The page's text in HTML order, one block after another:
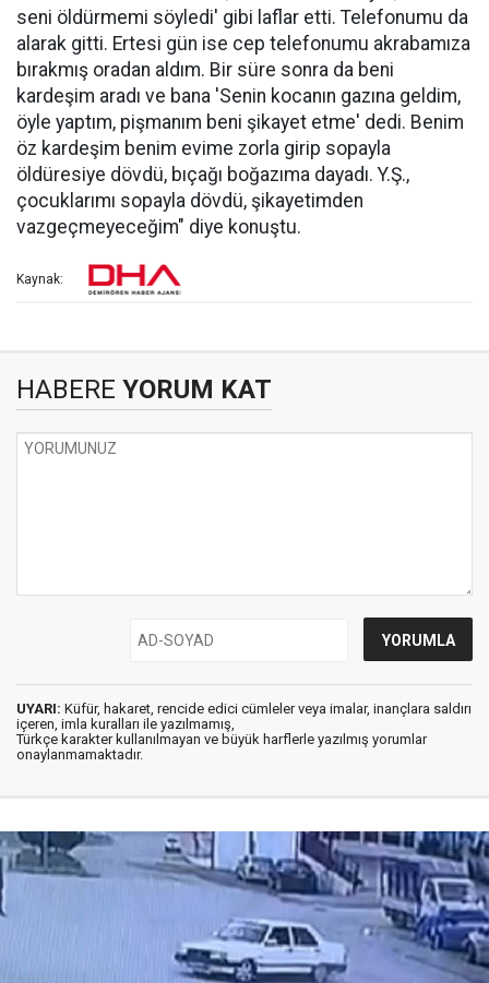
seni öldürmemi söyledi' gibi laflar etti. Telefonumu da
alarak gitti. Ertesi gün ise cep telefonumu akrabamıza
bırakmış oradan aldım. Bir süre sonra da beni
kardeşim aradı ve bana 'Senin kocanın gazına geldim,
öyle yaptım, pişmanım beni şikayet etme' dedi. Benim
öz kardeşim benim evime zorla girip sopayla
öldüresiye dövdü, bıçağı boğazıma dayadı. Y.Ş.,
çocuklarımı sopayla dövdü, şikayetimden
vazgeçmeyeceğim" diye konuştu.
Kaynak:
HABERE YORUM KAT
UYARI: Küfür, hakaret, rencide edici cümleler veya imalar, inançlara saldırı
içeren, imla kuralları ile yazılmamış,
Türkçe karakter kullanılmayan ve büyük harflerle yazılmış yorumlar
onaylanmamaktadır.